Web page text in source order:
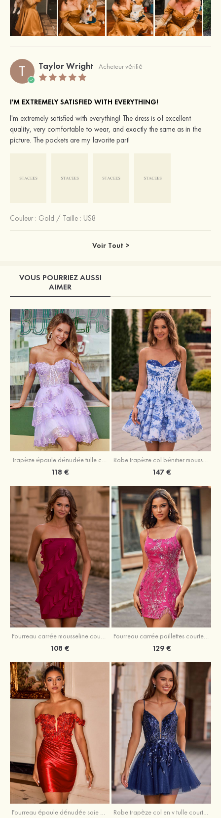
T Taylor Wright Acheteur vérifié
I'M EXTREMELY SATISFIED WITH EVERYTHING!
I'm extremely satisfied with everything! The dress is of excellent
quality, very comfortable to wear, and exactly the same as in the
picture. The pockets are my favorite part!
Couleur : Gold / Taille : US8
Voir Tout >
VOUS POURRIEZ AUSSI
AIMER
118 € 147 €
Fourreau carrée mousseline courte/mini robe de fête de la rentré avec volants
108 €
Fourreau carrée paillettes courte/mini robe de fête de la rentrée
129 €
Fourreau épaule dénudée soie comme du satin courte/mini robe de fête de la rentrée Robe trapèze col en v tulle courte/mini robe de fête de la rentrée avec poches paillettes